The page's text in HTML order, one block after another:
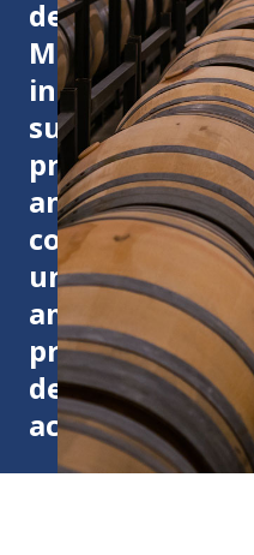
de
Matarromera
inicia
su
primera
anualidad
con
un
ambicioso
programa
de
actividades